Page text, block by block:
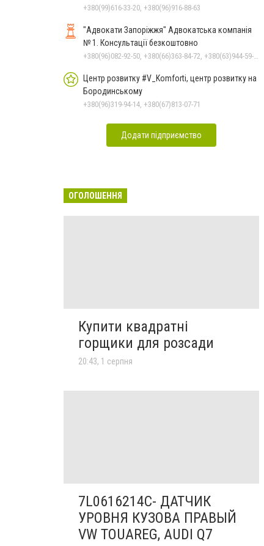
+380(99)616-33-20, +380(96)916-88-63
"Адвокати Запоріжжя" Адвокатська компанія
№ 1. Консультації безкоштовно
Центр розвитку #V_Komforti, центр розвитку на
Бородинському
+380(96)319-94-14, +380(67)813-07-71
Додати підприємство
ОГОЛОШЕННЯ
Купити квадратні
горщики для розсади
20:43, 1 серпня
7L0616214C- ДАТЧИК
УРОВНЯ КУЗОВА ПРАВЫЙ
VW TOUAREG, AUDI Q7